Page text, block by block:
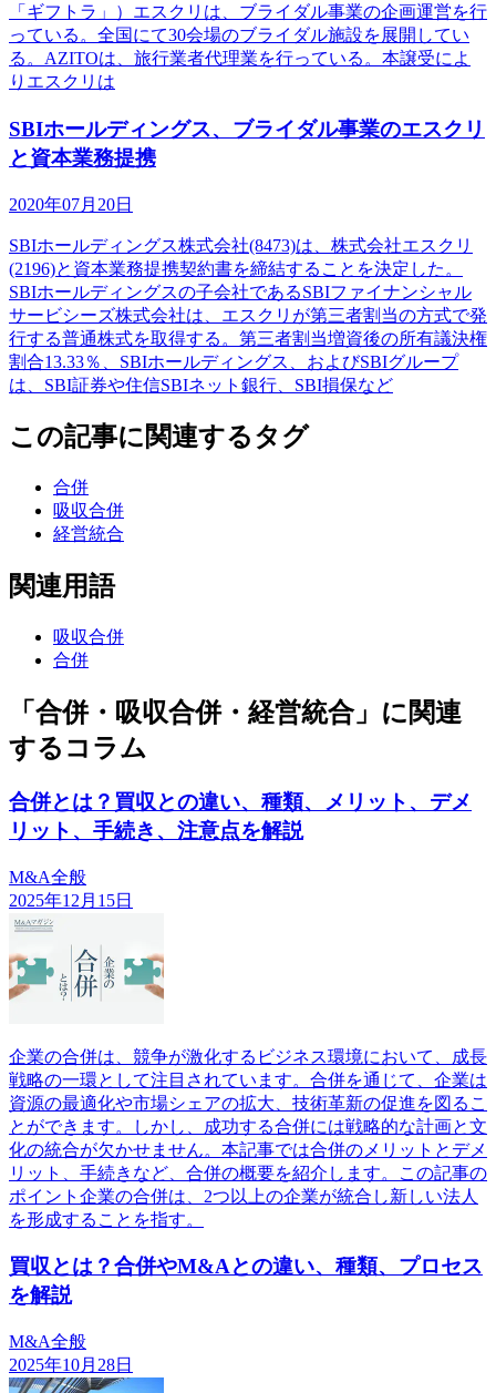
「ギフトラ」）エスクリは、ブライダル事業の企画運営を行
っている。全国にて30会場のブライダル施設を展開してい
る。AZITOは、旅行業者代理業を行っている。本譲受によ
りエスクリは
SBIホールディングス、ブライダル事業のエスクリ
と資本業務提携
2020年07月20日
SBIホールディングス株式会社(8473)は、株式会社エスクリ
(2196)と資本業務提携契約書を締結することを決定した。
SBIホールディングスの子会社であるSBIファイナンシャル
サービシーズ株式会社は、エスクリが第三者割当の方式で発
行する普通株式を取得する。第三者割当増資後の所有議決権
割合13.33％、SBIホールディングス、およびSBIグループ
は、SBI証券や住信SBIネット銀行、SBI損保など
この記事に関連するタグ
合併
吸収合併
経営統合
関連用語
吸収合併
合併
「合併・吸収合併・経営統合」に関連
するコラム
合併とは？買収との違い、種類、メリット、デメ
リット、手続き、注意点を解説
M&A全般
2025年12月15日
企業の合併は、競争が激化するビジネス環境において、成長
戦略の一環として注目されています。合併を通じて、企業は
資源の最適化や市場シェアの拡大、技術革新の促進を図るこ
とができます。しかし、成功する合併には戦略的な計画と文
化の統合が欠かせません。本記事では合併のメリットとデメ
リット、手続きなど、合併の概要を紹介します。この記事の
ポイント企業の合併は、2つ以上の企業が統合し新しい法人
を形成することを指す。
買収とは？合併やM&Aとの違い、種類、プロセス
を解説
M&A全般
2025年10月28日